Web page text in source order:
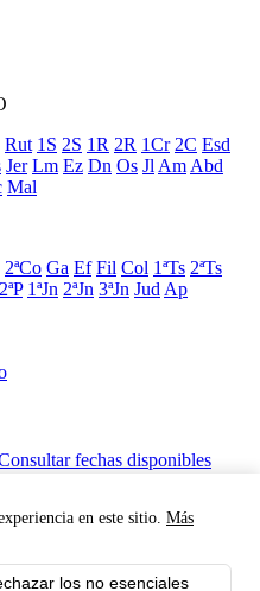
en este sitio. Más
los no esenciales
Rut 1S 2S 1R 2R 1Cr 2C Esd
Jer Lm Ez Dn Os Jl Am Abd
Mal
2ªCo Ga Ef Fil Col 1ªTs 2ªTs
2ªP 1ªJn 2ªJn 3ªJn Jud Ap
fechas disponibles